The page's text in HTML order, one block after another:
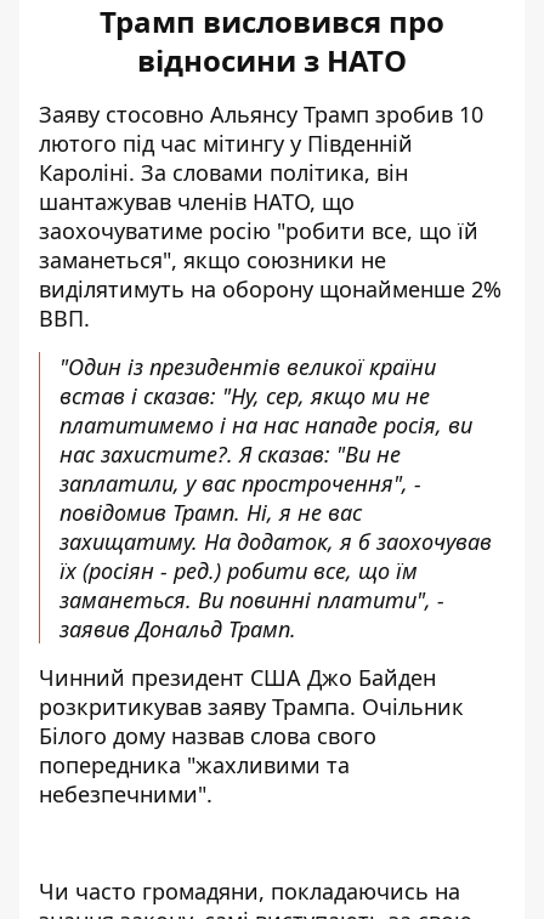
Трамп висловився про
відносини з НАТО
Заяву стосовно Альянсу Трамп зробив 10
лютого під час мітингу у Південній
Кароліні. За словами політика, він
шантажував членів НАТО, що
заохочуватиме росію "робити все, що їй
заманеться", якщо союзники не
виділятимуть на оборону щонайменше 2%
ВВП.
"Один із президентів великої країни
встав і сказав: "Ну, сер, якщо ми не
платитимемо і на нас нападе росія, ви
нас захистите?. Я сказав: "Ви не
заплатили, у вас прострочення", -
повідомив Трамп. Ні, я не вас
захищатиму. На додаток, я б заохочував
їх (росіян - ред.) робити все, що їм
заманеться. Ви повинні платити", -
заявив Дональд Трамп.
Чинний президент США Джо Байден
розкритикував заяву Трампа. Очільник
Білого дому назвав слова свого
попередника "жахливими та
небезпечними".
Чи часто громадяни, покладаючись на